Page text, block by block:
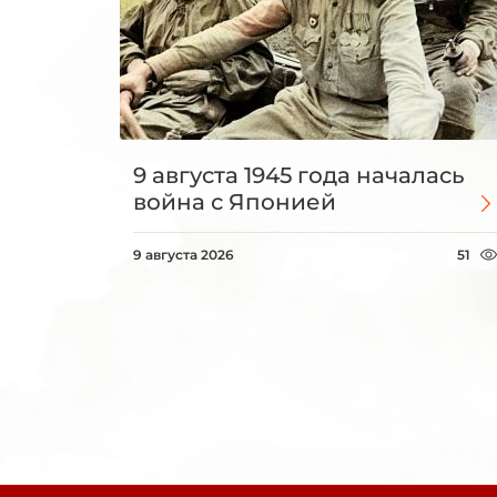
9 августа 1945 года началась
война с Японией
9 августа 2026 51